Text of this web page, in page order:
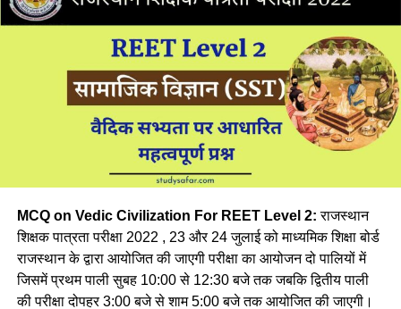
MCQ on Vedic Civilization For REET Level 2:राजस्थान
शिक्षक पात्रता परीक्षा 2022 , 23 और 24 जुलाई को माध्यमिक शिक्षा बोर्ड
राजस्थान के द्वारा आयोजित की जाएगी परीक्षा का आयोजन दो पालियों में
जिसमें प्रथम पाली सुबह 10:00 से 12:30 बजे तक जबकि द्वितीय पाली
की परीक्षा दोपहर 3:00 बजे से शाम 5:00 बजे तक आयोजित की जाएगी।